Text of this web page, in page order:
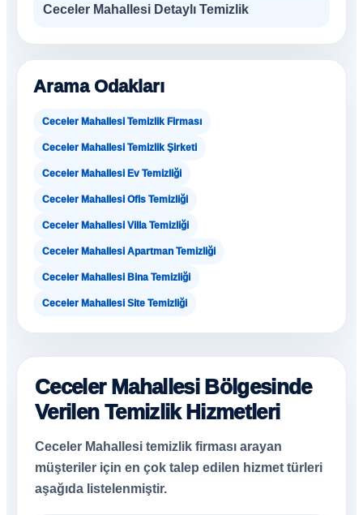
Ceceler Mahallesi Detaylı Temizlik
Arama Odakları
Ceceler Mahallesi Temizlik Firması
Ceceler Mahallesi Temizlik Şirketi
Ceceler Mahallesi Ev Temizliği
Ceceler Mahallesi Ofis Temizliği
Ceceler Mahallesi Villa Temizliği
Ceceler Mahallesi Apartman Temizliği
Ceceler Mahallesi Bina Temizliği
Ceceler Mahallesi Site Temizliği
Ceceler Mahallesi Bölgesinde
Verilen Temizlik Hizmetleri
Ceceler Mahallesi temizlik firması arayan
müşteriler için en çok talep edilen hizmet türleri
aşağıda listelenmiştir.